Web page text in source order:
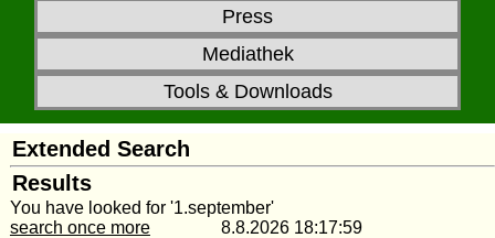
Press
Mediathek
Tools & Downloads
Extended Search
Results
You have looked for '1.september'
search once more8.8.2026 18:17:59